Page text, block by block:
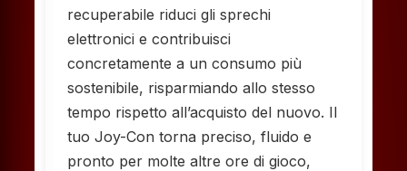
recuperabile riduci gli sprechi
elettronici e contribuisci
concretamente a un consumo più
sostenibile, risparmiando allo stesso
tempo rispetto all’acquisto del nuovo. Il
tuo Joy-Con torna preciso, fluido e
pronto per molte altre ore di gioco,